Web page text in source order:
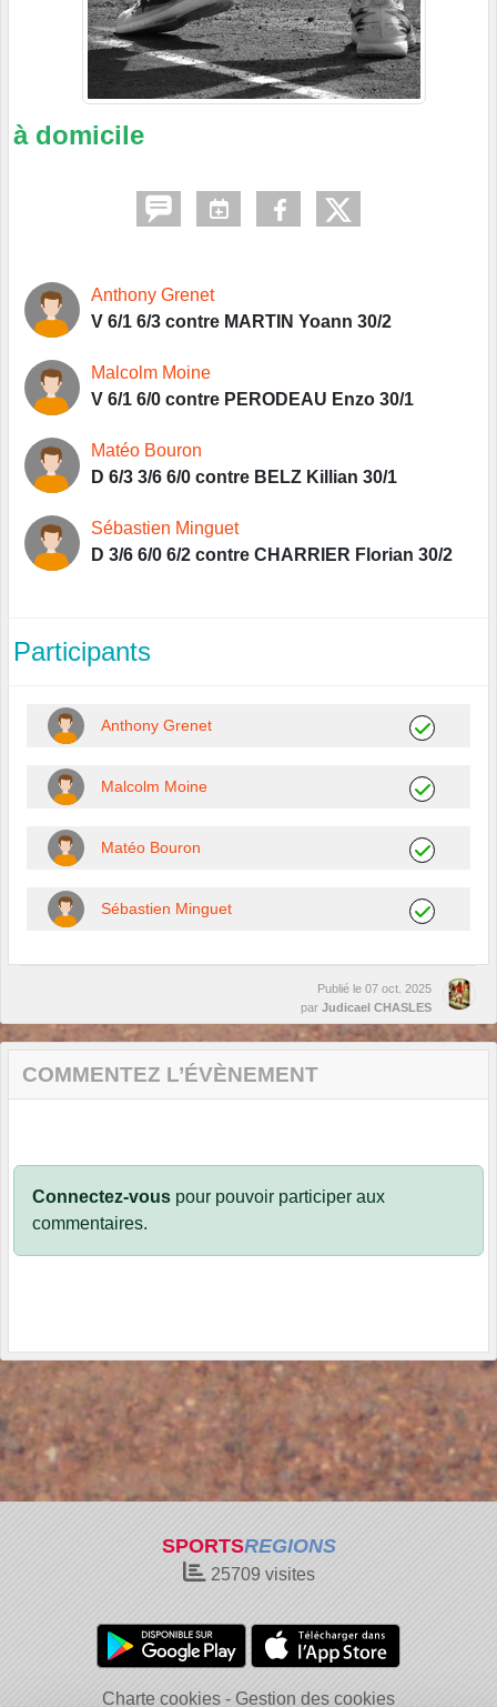
à domicile
Anthony Grenet
V 6/1 6/3 contre MARTIN Yoann 30/2
Malcolm Moine
V 6/1 6/0 contre PERODEAU Enzo 30/1
Matéo Bouron
D 6/3 3/6 6/0 contre BELZ Killian 30/1
Sébastien Minguet
D 3/6 6/0 6/2 contre CHARRIER Florian 30/2
Participants
Anthony Grenet
Malcolm Moine
Matéo Bouron
Sébastien Minguet
Publié le 07 oct. 2025
par Judicael CHASLES
COMMENTEZ L’ÉVÈNEMENT
Connectez-vous pour pouvoir participer aux
commentaires.
SPORTSREGIONS
25709 visites
Charte cookies Gestion des cookies